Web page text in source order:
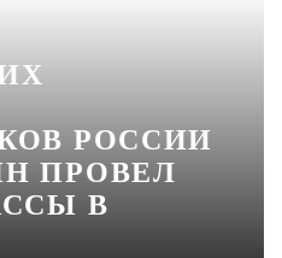
КУЛЬТ ЕДЫ
АФИША
РОССИИ
ПРОВЕЛ
В